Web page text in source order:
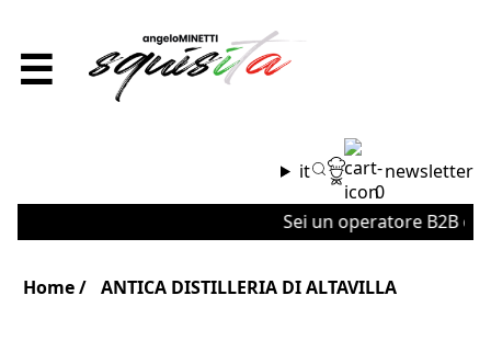
☰
it
0
newsletter
Sei un operatore B2B o
Home ANTICA DISTILLERIA DI ALTAVILLA